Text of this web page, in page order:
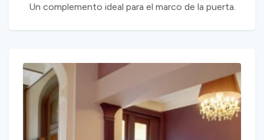
Un complemento ideal para el marco de la puerta.